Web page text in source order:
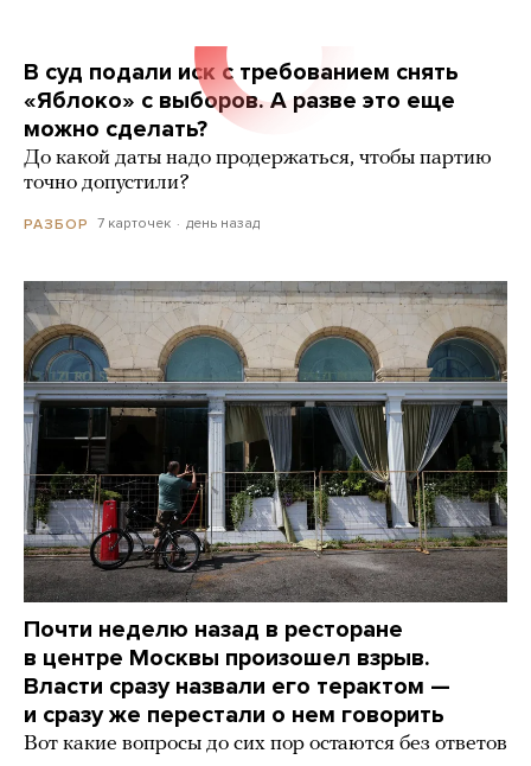
В суд подали иск с требованием снять
«Яблоко» с выборов. А разве это еще
можно сделать?
До какой даты надо продержаться, чтобы партию
точно допустили?
РАЗБОР 7 карточек день назад
Почти неделю назад в ресторане
в центре Москвы произошел взрыв.
Власти сразу назвали его терактом —
и сразу же перестали о нем говорить
Вот какие вопросы до сих пор остаются без ответов